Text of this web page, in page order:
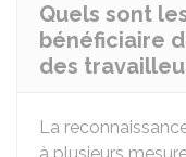
Quels sont
bénéficiaire
des
La